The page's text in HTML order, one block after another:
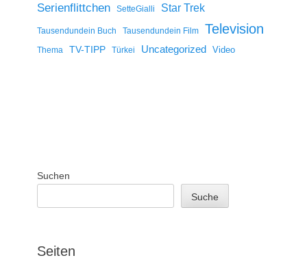
Serienflittchen SetteGialli Star Trek
Tausendundein Buch Tausendundein Film Television
Thema TV-TIPP Türkei Uncategorized Video
Suchen
Suche
Seiten